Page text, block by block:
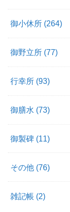
御小休所 (264)
御野立所 (77)
行幸所 (93)
御膳水 (73)
御製碑 (11)
その他 (76)
雑記帳 (2)